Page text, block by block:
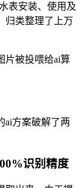
表安装、使⽤及
归类整理了上万
片被投喂给ai算
ai方案破解了两
识别精度